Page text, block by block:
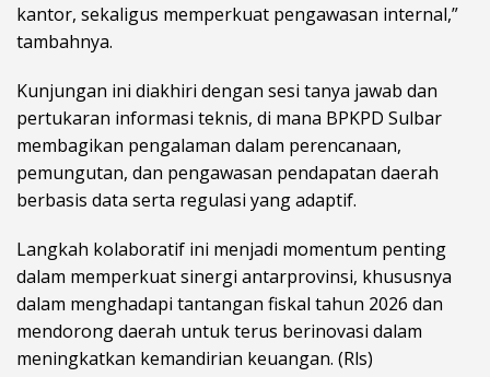
kantor, sekaligus memperkuat pengawasan internal,”
tambahnya.
Kunjungan ini diakhiri dengan sesi tanya jawab dan
pertukaran informasi teknis, di mana BPKPD Sulbar
membagikan pengalaman dalam perencanaan,
pemungutan, dan pengawasan pendapatan daerah
berbasis data serta regulasi yang adaptif.
Langkah kolaboratif ini menjadi momentum penting
dalam memperkuat sinergi antarprovinsi, khususnya
dalam menghadapi tantangan fiskal tahun 2026 dan
mendorong daerah untuk terus berinovasi dalam
meningkatkan kemandirian keuangan. (Rls)